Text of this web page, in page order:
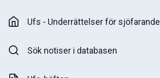
Ufs - Underrättelser för sjöfarande
Sök notiser i databasen